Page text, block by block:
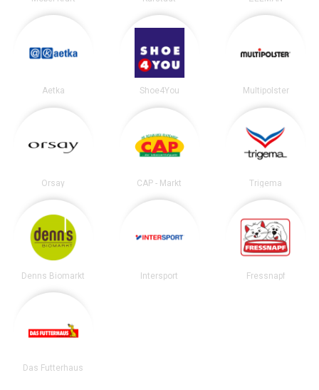
Aetka Shoe4You Multipolster
Orsay CAP - Markt Trigema
Denns Biomarkt Intersport Fressnapf
Das Futterhaus